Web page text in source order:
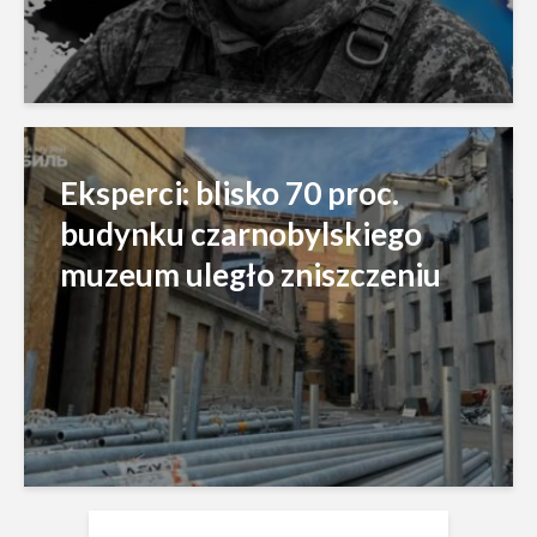
Eksperci: blisko 70 proc.
budynku czarnobylskiego
muzeum uległo zniszczeniu